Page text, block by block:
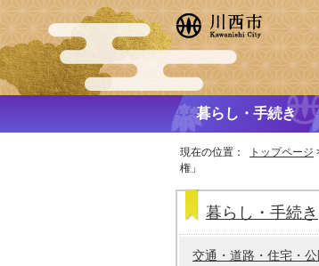
暮らし・手続き
現在の位置： トップページ
権」
暮らし・手続き
交通・道路・住宅・公